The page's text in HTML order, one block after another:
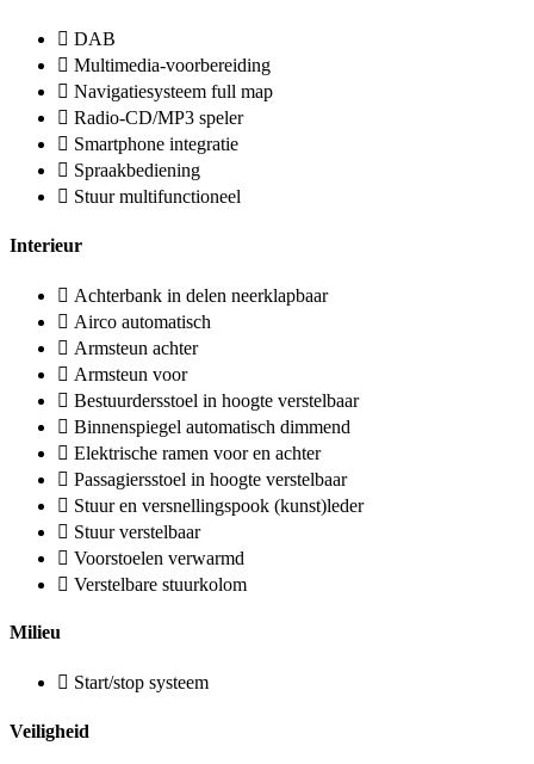
DAB
Multimedia-voorbereiding
Navigatiesysteem full map
Radio-CD/MP3 speler
Smartphone integratie
Spraakbediening
Stuur multifunctioneel
Interieur
Achterbank in delen neerklapbaar
Airco automatisch
Armsteun achter
Armsteun voor
Bestuurdersstoel in hoogte verstelbaar
Binnenspiegel automatisch dimmend
Elektrische ramen voor en achter
Passagiersstoel in hoogte verstelbaar
Stuur en versnellingspook (kunst)leder
Stuur verstelbaar
Voorstoelen verwarmd
Verstelbare stuurkolom
Milieu
Start/stop systeem
Veiligheid